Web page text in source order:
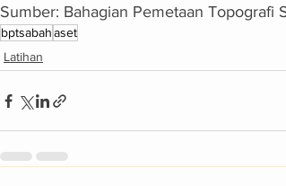
Sumber: Bahagian Pemetaan Topografi
bptsabahaset
Latihan